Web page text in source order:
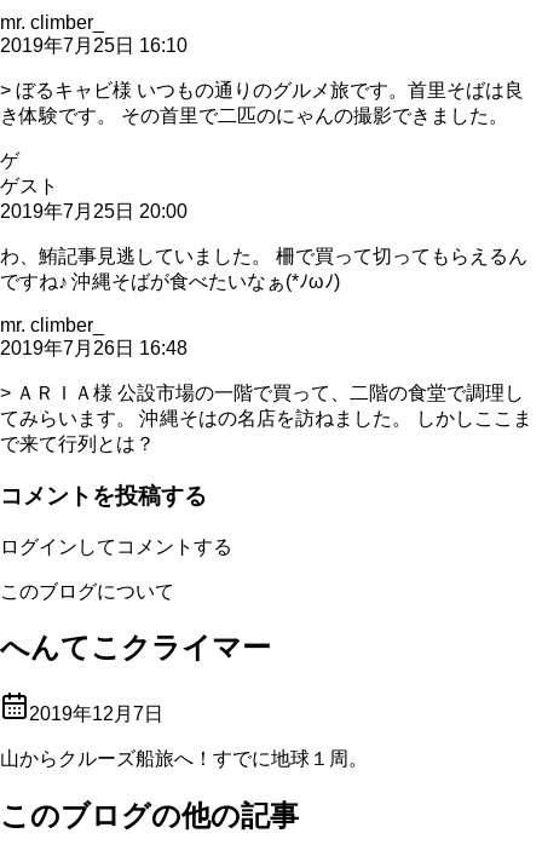
mr. climber_
2019年7月25日 16:10
> ぼるキャビ様 いつもの通りのグルメ旅です。首里そばは良
き体験です。 その首里で二匹のにゃんの撮影できました。
ゲ
ゲスト
2019年7月25日 20:00
わ、鮪記事見逃していました。 柵で買って切ってもらえるん
ですね♪ 沖縄そばが食べたいなぁ(*ﾉωﾉ)
mr. climber_
2019年7月26日 16:48
> ＡＲＩＡ様 公設市場の一階で買って、二階の食堂で調理し
てみらいます。 沖縄そはの名店を訪ねました。 しかしここま
で来て行列とは？
コメントを投稿する
ログインしてコメントする
このブログについて
へんてこクライマー
2019年12月7日
山からクルーズ船旅へ！すでに地球１周。
このブログの他の記事